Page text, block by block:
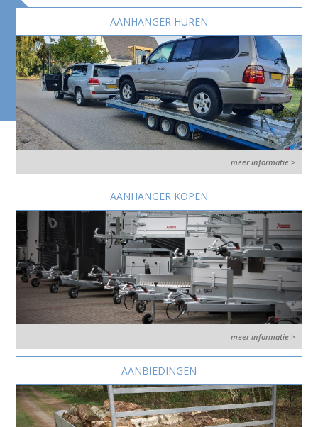
AANHANGER HUREN
meer informatie >
AANHANGER KOPEN
meer informatie >
AANBIEDINGEN